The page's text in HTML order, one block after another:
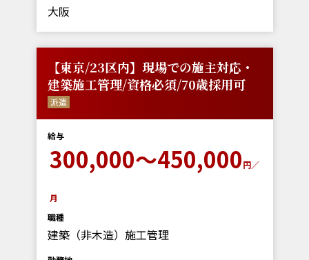
大阪
【東京/23区内】現場での施主対応・
建築施工管理/資格必須/70歳採用可
派遣
給与
300,000～450,000円／
月
職種
建築（非木造）施工管理